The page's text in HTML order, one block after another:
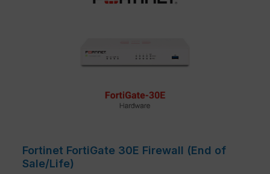
Fortinet FortiGate 30E Firewall (End of
Sale/Life)